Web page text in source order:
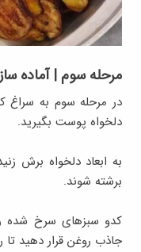
مرحله سوم | آماده‌
در مرحله سوم به سراغ
دلخواه پوست بگیرید.
به ابعاد دلخواه برش
برشته شوند.
کدو سبزهای سرخ شده
جاذب روغن قرار دهید